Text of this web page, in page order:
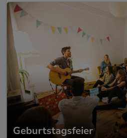
Geburtstagsfeier